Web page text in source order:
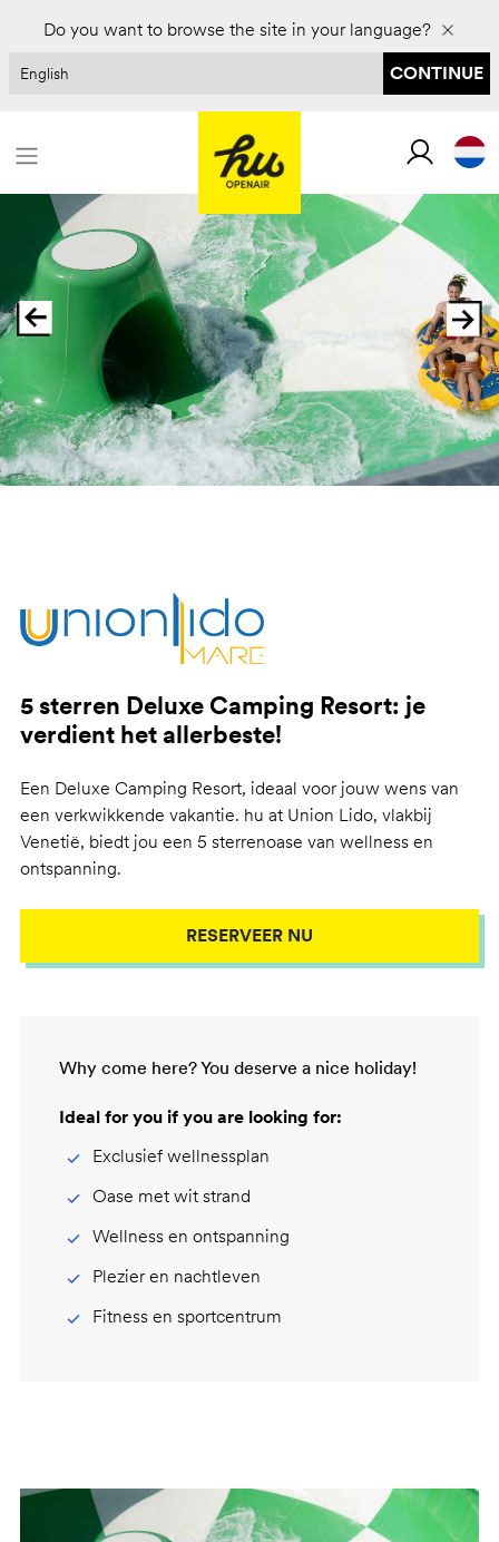
Do you want to browse the site in your language?
CONTINUE
5 sterren Deluxe Camping Resort: je
verdient het allerbeste!
Een Deluxe Camping Resort, ideaal voor jouw wens van
een verkwikkende vakantie. hu at Union Lido, vlakbij
Venetië, biedt jou een 5 sterrenoase van wellness en
ontspanning.
RESERVEER NU
Why come here? You deserve a nice holiday!
Ideal for you if you are looking for:
Exclusief wellnessplan
Oase met wit strand
Wellness en ontspanning
Plezier en nachtleven
Fitness en sportcentrum